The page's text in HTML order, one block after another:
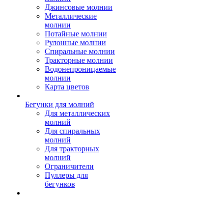
Джинсовые молнии
Металлические
молнии
Потайные молнии
Рулонные молнии
Спиральные молнии
Тракторные молнии
Водонепроницаемые
молнии
Карта цветов
Бегунки для молний
Для металлических
молний
Для спиральных
молний
Для тракторных
молний
Ограничители
Пуллеры для
бегунков